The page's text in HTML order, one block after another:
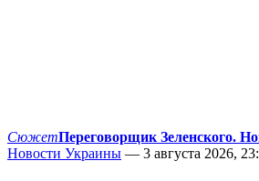
СюжетПереговорщик Зеленского.
Новости Украины — 3 августа 2026,